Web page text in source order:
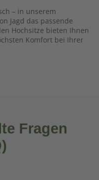
– in unserem
Jagd das passende
Hochsitze bieten Ihnen
Komfort bei Ihrer
Fragen